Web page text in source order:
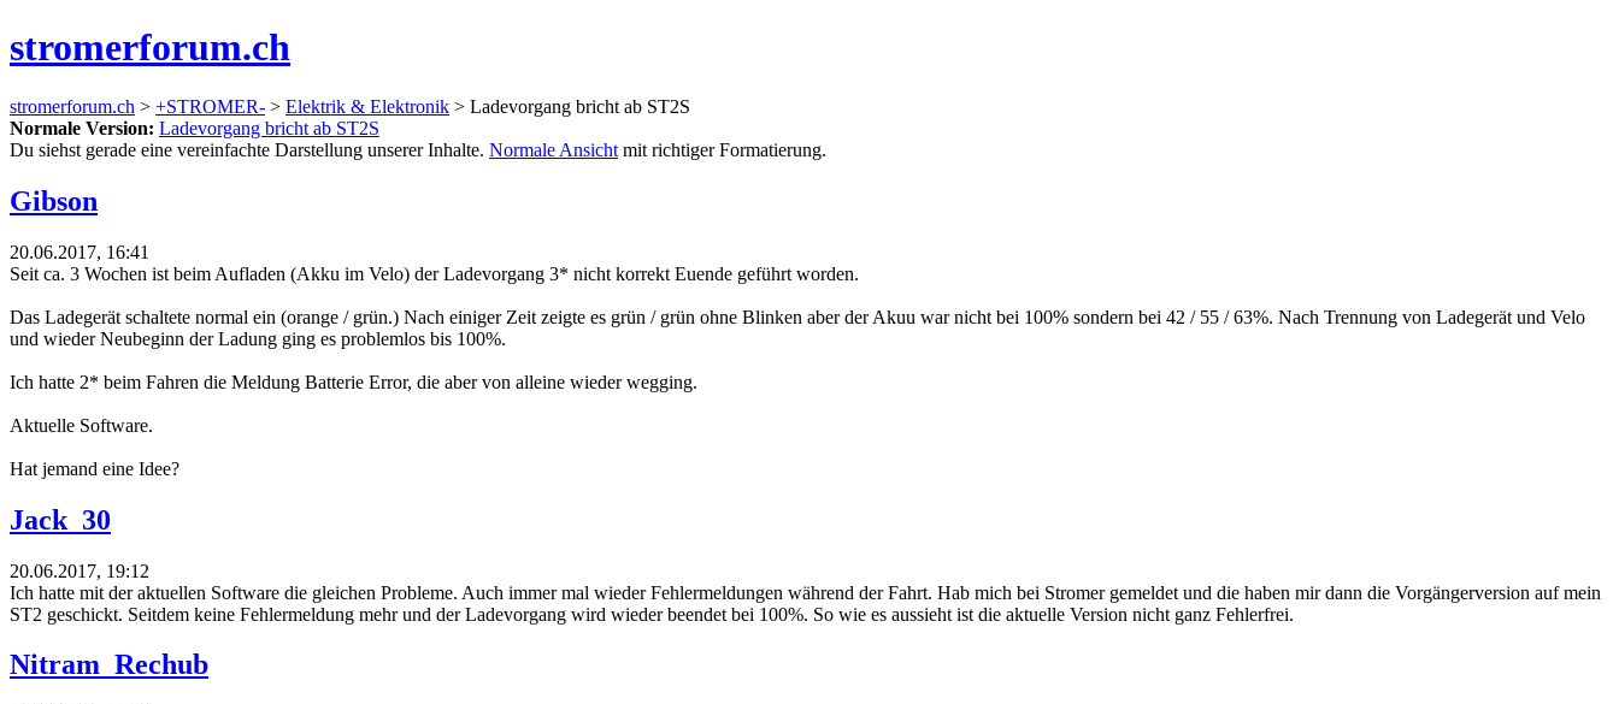
stromerforum.ch
stromerforum.ch > +STROMER- > Elektrik & Elektronik > Ladevorgang bricht ab ST2S
Normale Version: Ladevorgang bricht ab ST2S
Du siehst gerade eine vereinfachte Darstellung unserer Inhalte. Normale Ansicht mit richtiger Formatierung.
Gibson
20.06.2017, 16:41
Seit ca. 3 Wochen ist beim Aufladen (Akku im Velo) der Ladevorgang 3* nicht korrekt Euende geführt worden.
Das Ladegerät schaltete normal ein (orange / grün.) Nach einiger Zeit zeigte es grün / grün ohne Blinken aber der Akuu war nicht bei 100% sondern bei 42 / 55 / 63%. Nach Trennung von Ladegerät und Velo
und wieder Neubeginn der Ladung ging es problemlos bis 100%.
Ich hatte 2* beim Fahren die Meldung Batterie Error, die aber von alleine wieder wegging.
Aktuelle Software.
Hat jemand eine Idee?
Jack_30
20.06.2017, 19:12
Ich hatte mit der aktuellen Software die gleichen Probleme. Auch immer mal wieder Fehlermeldungen während der Fahrt. Hab mich bei Stromer gemeldet und die haben mir dann die Vorgängerversion auf mein
ST2 geschickt. Seitdem keine Fehlermeldung mehr und der Ladevorgang wird wieder beendet bei 100%. So wie es aussieht ist die aktuelle Version nicht ganz Fehlerfrei.
Nitram_Rechub